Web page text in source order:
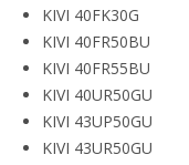
KIVI 40FK30G
KIVI 40FR50BU
KIVI 40FR55BU
KIVI 40UR50GU
KIVI 43UP50GU
KIVI 43UR50GU